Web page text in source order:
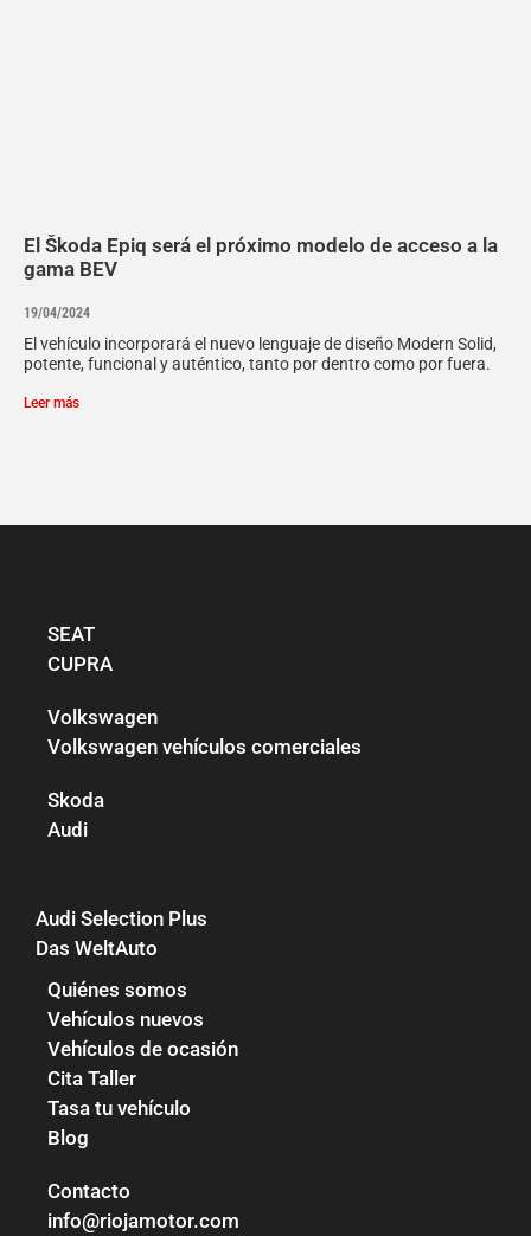
El Škoda Epiq será el próximo modelo de acceso a la
gama BEV
19/04/2024
El vehículo incorporará el nuevo lenguaje de diseño Modern Solid,
potente, funcional y auténtico, tanto por dentro como por fuera.
Leer más
SEAT
CUPRA
Volkswagen
Volkswagen vehículos comerciales
Skoda
Audi
Audi Selection Plus
Das WeltAuto
Quiénes somos
Vehículos nuevos
Vehículos de ocasión
Cita Taller
Tasa tu vehículo
Blog
Contacto
info@riojamotor.com